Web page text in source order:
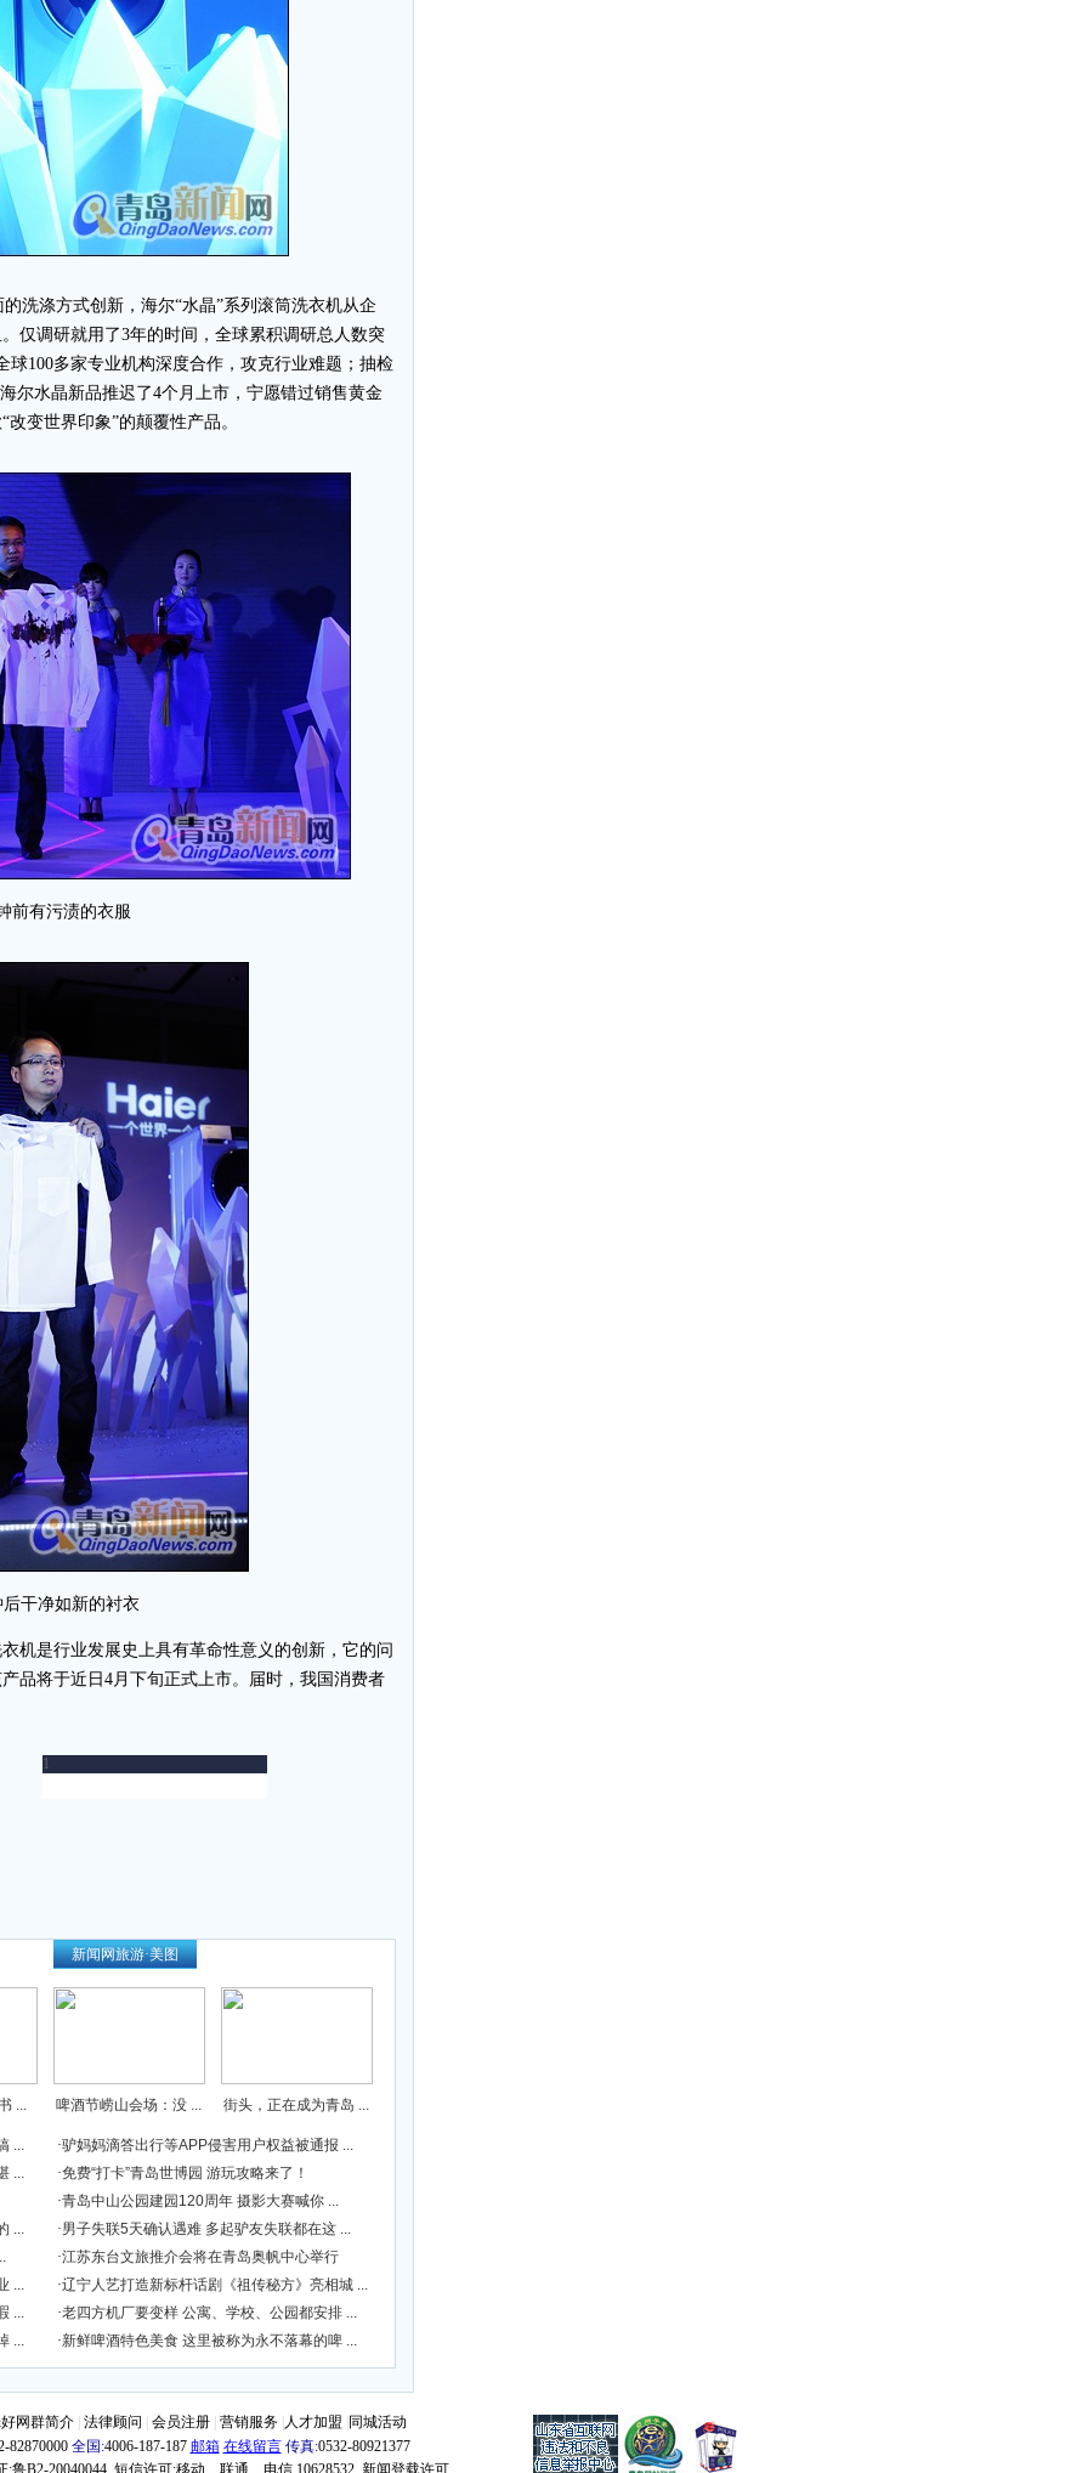
涤方式创新，海尔“水晶”系列滚筒洗衣机从企
仅调研就用了3年的时间，全球累积调研总人数突
100多家专业机构深度合作，攻克行业难题；抽检
尔水晶新品推迟了4个月上市，宁愿错过销售黄金
变世界印象”的颠覆性产品。
前有污渍的衣服
后干净如新的衬衣
是行业发展史上具有革命性意义的创新，它的问
品将于近日4月下旬正式上市。届时，我国消费者